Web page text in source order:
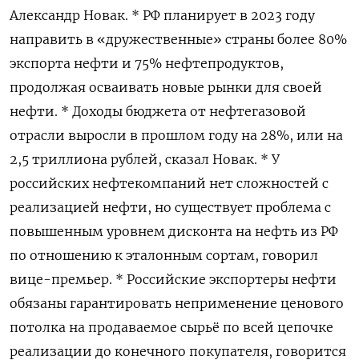
Александр Новак. * РФ планирует в 2023 году
направить в «дружественные» страны более 80%
экспорта нефти и 75% нефтепродуктов,
продолжая осваивать новые рынки для своей
нефти. * Доходы бюджета от нефтегазовой
отрасли выросли в прошлом году на 28%, или на
2,5 триллиона рублей, сказал Новак. * У
российских нефтекомпаний нет сложностей с
реализацией нефти, но существует проблема с
повышенным уровнем дисконта на нефть из РФ
по отношению к эталонным сортам, говорил
вице-премьер. * Российские экспортеры нефти
обязаны гарантировать неприменение ценового
потолка на продаваемое сырьё по всей цепочке
реализации до конечного покупателя, говорится